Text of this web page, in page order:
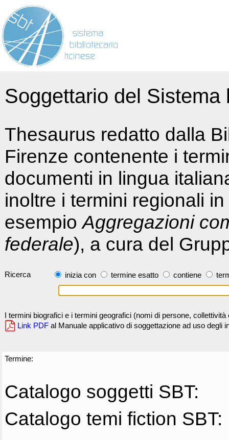
Soggettario del
Thesaurus redatto dalla
Firenze contenente i
documenti in lingua
inoltre i termini regionali
esempioAggregazioni
federale), a cura del
Ricerca inizia con termine esatto contiene
I termini biografici e i termini geografici (nomi di persone,
Link PDF al Manuale applicativo di soggettazione ad uso degli
Termine:
Catalogo soggetti SBT:
Catalogo temi fiction SBT: